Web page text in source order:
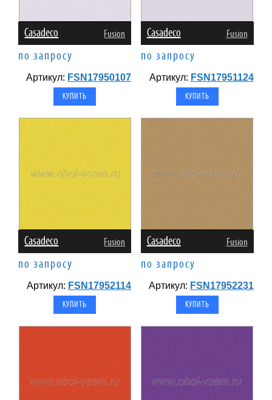
Casadeco Fusion
по запросу
Артикул: FSN17950107
Casadeco Fusion
по запросу
Артикул: FSN17951124
Casadeco Fusion
по запросу
Артикул: FSN17952114
Casadeco Fusion
по запросу
Артикул: FSN17952231